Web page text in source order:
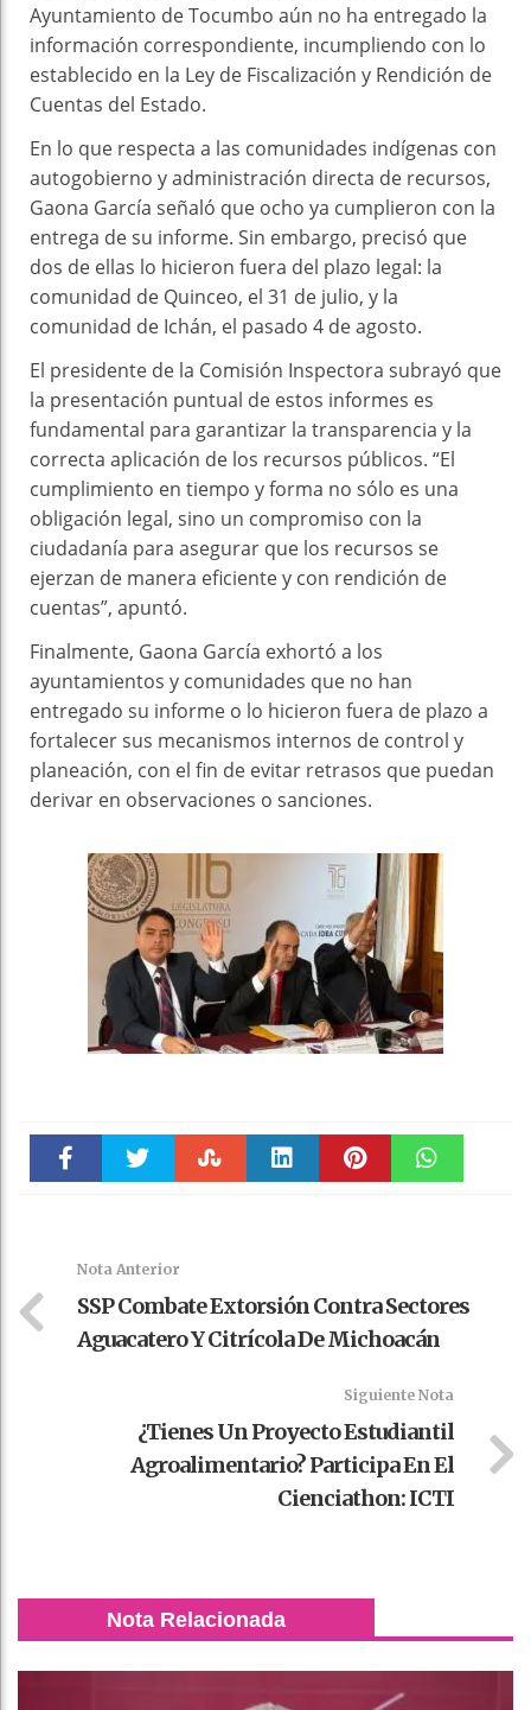
Ayuntamiento de Tocumbo aún no ha entregado la
información correspondiente, incumpliendo con lo
establecido en la Ley de Fiscalización y Rendición de
Cuentas del Estado.
En lo que respecta a las comunidades indígenas con
autogobierno y administración directa de recursos,
Gaona García señaló que ocho ya cumplieron con la
entrega de su informe. Sin embargo, precisó que
dos de ellas lo hicieron fuera del plazo legal: la
comunidad de Quinceo, el 31 de julio, y la
comunidad de Ichán, el pasado 4 de agosto.
El presidente de la Comisión Inspectora subrayó que
la presentación puntual de estos informes es
fundamental para garantizar la transparencia y la
correcta aplicación de los recursos públicos. “El
cumplimiento en tiempo y forma no sólo es una
obligación legal, sino un compromiso con la
ciudadanía para asegurar que los recursos se
ejerzan de manera eficiente y con rendición de
cuentas”, apuntó.
Finalmente, Gaona García exhortó a los
ayuntamientos y comunidades que no han
entregado su informe o lo hicieron fuera de plazo a
fortalecer sus mecanismos internos de control y
planeación, con el fin de evitar retrasos que puedan
derivar en observaciones o sanciones.
Nota Anterior
SSP Combate Extorsión Contra Sectores
Aguacatero Y Citrícola De Michoacán
Siguiente Nota
¿Tienes Un Proyecto Estudiantil
Agroalimentario? Participa En El
Cienciathon: ICTI
Nota Relacionada